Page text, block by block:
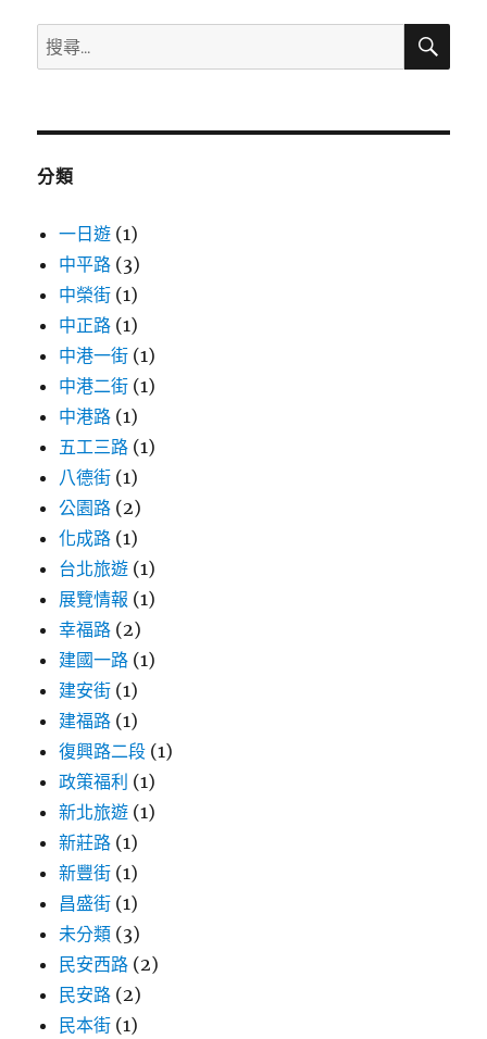
搜
尋
鍵
搜
分類
一日遊 (1)
中平路 (3)
中榮街 (1)
中正路 (1)
中港一街 (1)
中港二街 (1)
中港路 (1)
五工三路 (1)
八德街 (1)
公園路 (2)
化成路 (1)
台北旅遊 (1)
展覽情報 (1)
幸福路 (2)
建國一路 (1)
建安街 (1)
建福路 (1)
復興路二段 (1)
政策福利 (1)
新北旅遊 (1)
新莊路 (1)
新豐街 (1)
昌盛街 (1)
未分類 (3)
民安西路 (2)
民安路 (2)
民本街 (1)